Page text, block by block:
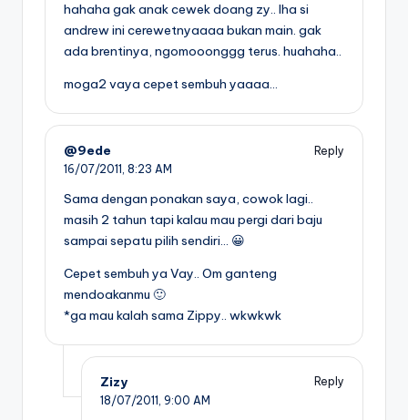
hahaha gak anak cewek doang zy.. lha si
andrew ini cerewetnyaaaa bukan main. gak
ada brentinya, ngomooonggg terus. huahaha..
moga2 vaya cepet sembuh yaaaa…
@9ede
Reply
16/07/2011, 8:23 AM
Sama dengan ponakan saya, cowok lagi..
masih 2 tahun tapi kalau mau pergi dari baju
sampai sepatu pilih sendiri… 😀
Cepet sembuh ya Vay.. Om ganteng
mendoakanmu 🙂
*ga mau kalah sama Zippy.. wkwkwk
Zizy
Reply
18/07/2011, 9:00 AM